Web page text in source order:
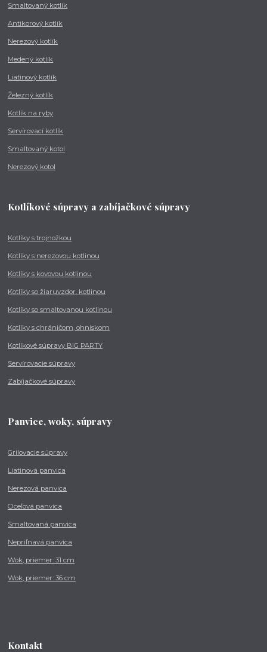
Smaltovaný kotlík
Antikorový kotlík
Nerezový kotlík
Medený kotlík
Liatinový kotlík
Železný kotlík
Kotlík na ryby
Servírovací kotlík
Smaltovaný kotol
Nerezový kotol
Kotlíkové súpravy a zabíjačkové súpravy
Kotlíky s trojnožkou
Kotlíky s nerezovou kotlinou
Kotlíky s kovovou kotlinou
Kotlíky so žiaruvzdor. kotlinou
Kotlíky so smaltovanou kotlinou
Kotlíky s chráničom, ohniskom
Kotlíkové súpravy BIG PARTY
Servírovacie súpravy
Zabíjačkové súpravy
Panvice, woky, súpravy
Grilovacie súpravy
Liatinová panvica
Nerezová panvica
Oceľová panvica
Smaltovaná panvica
Nepriľnavá panvica
Wok, priemer: 31 cm
Wok, priemer: 36 cm
Kontakt